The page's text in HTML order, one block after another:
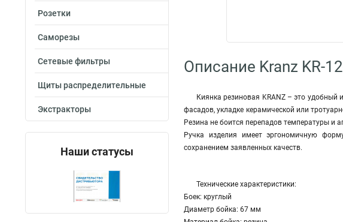
Розетки
Саморезы
Сетевые фильтры
Щиты распределительные
Экстракторы
Наши статусы
Описание Kranz KR-
Киянка резиновая KRANZ – это
фасадов, укладке керамической или
Резина не боится перепадов температуры и
Ручка изделия имеет эргономичную
сохранением заявленных качеств.
Технические характеристики:
Боек: круглый
Диаметр бойка: 67 мм